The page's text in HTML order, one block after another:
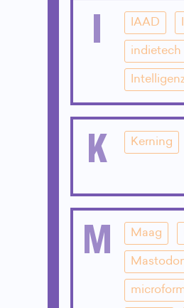
I IAAD
indietech
K Kerning
M Maag